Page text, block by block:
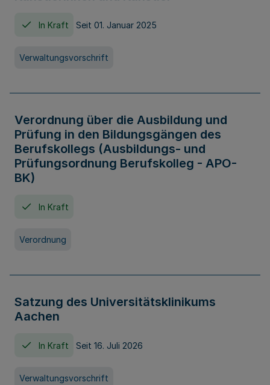
In Kraft Seit 01. Januar 2025
Verwaltungsvorschrift
Verordnung über die Ausbildung und
Prüfung in den Bildungsgängen des
Berufskollegs (Ausbildungs- und
Prüfungsordnung Berufskolleg - APO-
BK)
In Kraft
Verordnung
Satzung des Universitätsklinikums
Aachen
In Kraft Seit 16. Juli 2026
Verwaltungsvorschrift